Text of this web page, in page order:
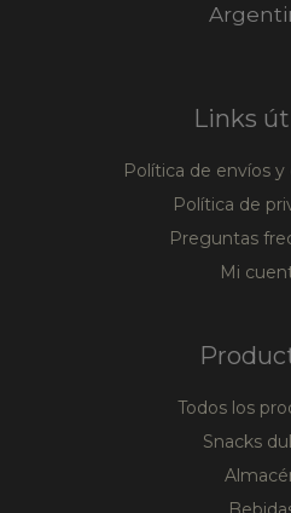
Links
Política de envíos
Política de
Preguntas
Mi
Todos los
Snacks